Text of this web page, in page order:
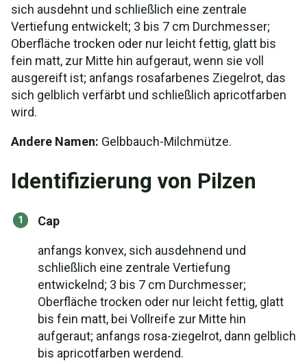
sich ausdehnt und schließlich eine zentrale
Vertiefung entwickelt; 3 bis 7 cm Durchmesser;
Oberfläche trocken oder nur leicht fettig, glatt bis
fein matt, zur Mitte hin aufgeraut, wenn sie voll
ausgereift ist; anfangs rosafarbenes Ziegelrot, das
sich gelblich verfärbt und schließlich apricotfarben
wird.
Andere Namen: Gelbbauch-Milchmütze.
Identifizierung von Pilzen
Cap
anfangs konvex, sich ausdehnend und
schließlich eine zentrale Vertiefung
entwickelnd; 3 bis 7 cm Durchmesser;
Oberfläche trocken oder nur leicht fettig, glatt
bis fein matt, bei Vollreife zur Mitte hin
aufgeraut; anfangs rosa-ziegelrot, dann gelblich
bis apricotfarben werdend.